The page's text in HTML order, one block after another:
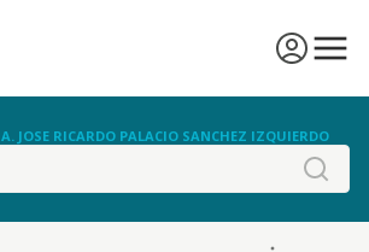
A. JOSE RICARDO PALACIO SANCHEZ IZQUIERDO